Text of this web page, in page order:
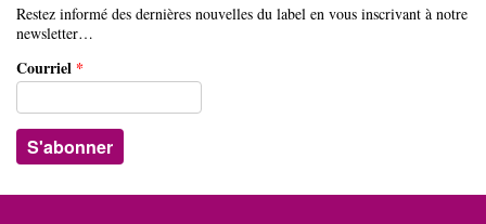
Restez informé des dernières nouvelles du label en vous inscrivant à notre
newsletter…
Courriel *